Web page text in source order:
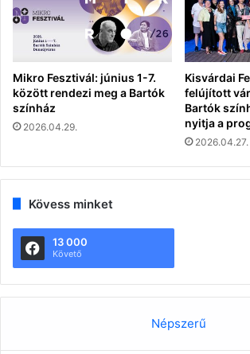
Mikro Fesztivál: június 1-7.
között rendezi meg a Bartók
színház
2026.04.29.
Kisvárdai
felújított
Bartók
nyitja a
2026.04.27.
Kövess minket
13 000
Követő
Népszerű